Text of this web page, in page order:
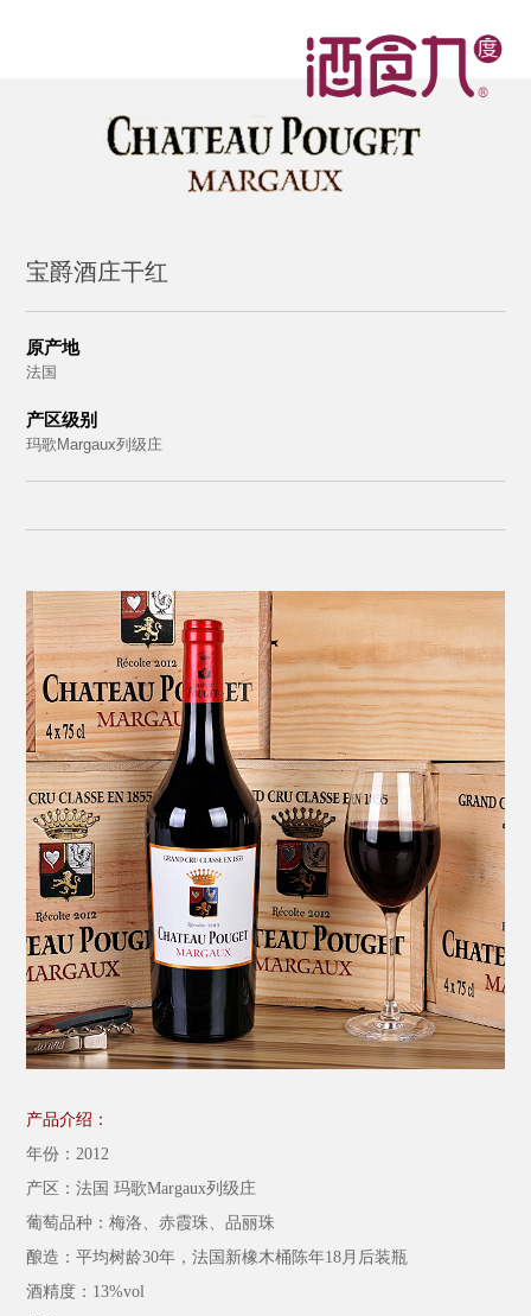
宝爵酒庄干红
原产地
法国
产区级别
玛歌Margaux列级庄
产品介绍：
年份：2012
产区：法国 玛歌Margaux列级庄
葡萄品种：梅洛、赤霞珠、品丽珠
酿造：平均树龄30年，法国新橡木桶陈年18月后装瓶
酒精度： 13%vol